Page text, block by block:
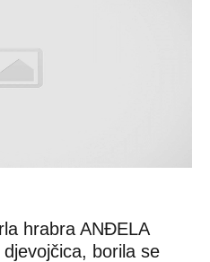
hrabra ANĐELA
borila se